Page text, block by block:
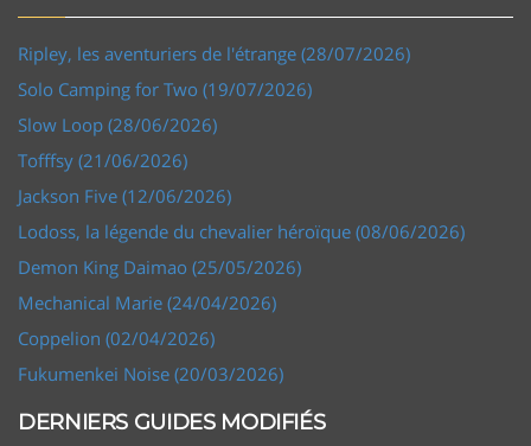
Ripley, les aventuriers de l'étrange (28/07/2026)
Solo Camping for Two (19/07/2026)
Slow Loop (28/06/2026)
Tofffsy (21/06/2026)
Jackson Five (12/06/2026)
Lodoss, la légende du chevalier héroïque (08/06/2026)
Demon King Daimao (25/05/2026)
Mechanical Marie (24/04/2026)
Coppelion (02/04/2026)
Fukumenkei Noise (20/03/2026)
DERNIERS GUIDES MODIFIÉS